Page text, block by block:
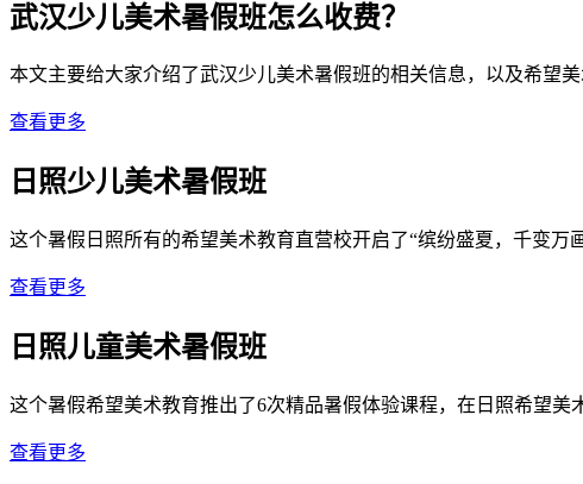
武汉少儿美术暑假班怎么收费？
本文主要给大家介绍了武汉少儿美术暑假班的相关信息，以及希望
查看更多
日照少儿美术暑假班
这个暑假日照所有的希望美术教育直营校开启了“缤纷盛夏，千变
查看更多
日照儿童美术暑假班
这个暑假希望美术教育推出了6次精品暑假体验课程，在日照希望美
查看更多